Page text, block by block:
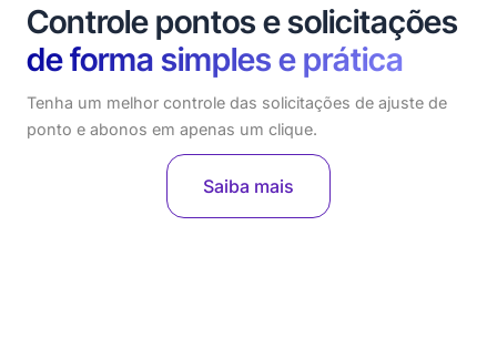
Controle pontos e solicitações
de forma simples e prática
Tenha um melhor controle das solicitações de ajuste de
ponto e abonos em apenas um clique.
Saiba mais